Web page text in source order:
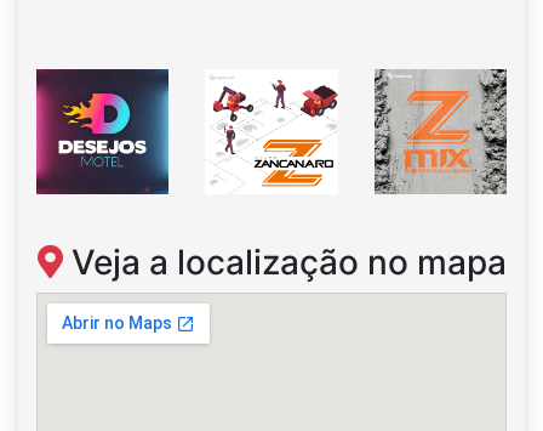
Veja a localização no mapa